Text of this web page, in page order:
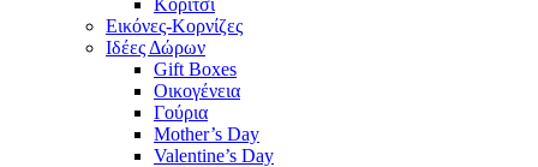
Εικόνες-Κορνίζες
Ιδέες Δώρων
Gift Boxes
Οικογένεια
Γούρια
Mother’s Day
Valentine’s Day